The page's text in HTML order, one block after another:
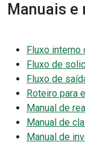
Manuais
Fluxo
Fluxo de
Fluxo de
Roteiro para
Manual de
Manual de
Manual de